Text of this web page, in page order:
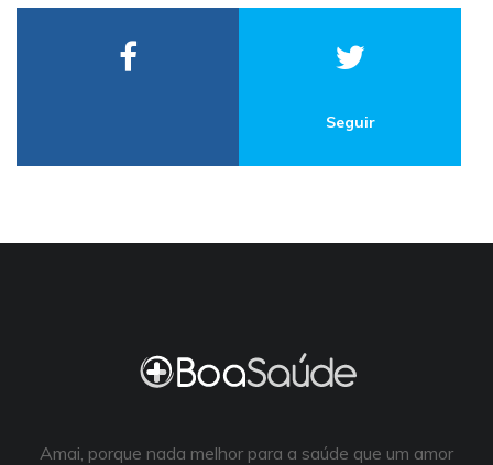
Seguir
Amai, porque nada melhor para a saúde que um amor